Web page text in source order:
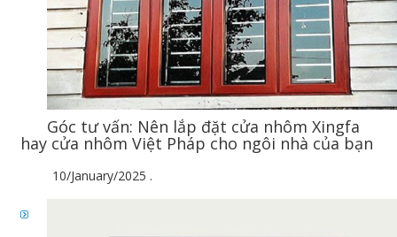
Góc tư vấn: Nên lắp đặt cửa nhôm Xingfa
hay cửa nhôm Việt Pháp cho ngôi nhà của bạn
10/January/2025 .